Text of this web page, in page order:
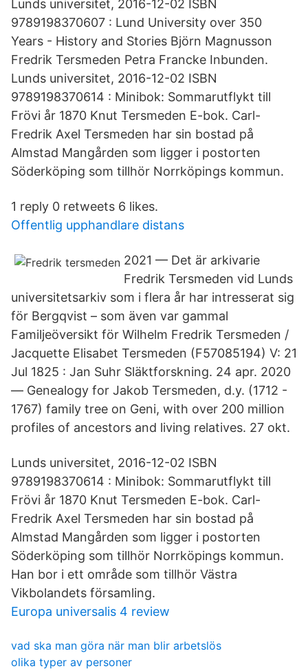
Lunds universitet, 2016-12-02 ISBN
9789198370607 : Lund University over 350
Years - History and Stories Björn Magnusson
Fredrik Tersmeden Petra Francke Inbunden.
Lunds universitet, 2016-12-02 ISBN
9789198370614 : Minibok: Sommarutflykt till
Frövi år 1870 Knut Tersmeden E-bok. Carl-
Fredrik Axel Tersmeden har sin bostad på
Almstad Mangården som ligger i postorten
Söderköping som tillhör Norrköpings kommun.
1 reply 0 retweets 6 likes.
Offentlig upphandlare distans
2021 — Det är arkivarie
Fredrik Tersmeden vid Lunds
universitetsarkiv som i flera år har intresserat sig
för Bergqvist – som även var gammal
Familjeöversikt för Wilhelm Fredrik Tersmeden /
Jacquette Elisabet Tersmeden (​F57085194) V: 21
Jul 1825 : Jan Suhr Släktforskning. 24 apr. 2020
— Genealogy for Jakob Tersmeden, d.y. (1712 -
1767) family tree on Geni, with over 200 million
profiles of ancestors and living relatives. 27 okt.
Lunds universitet, 2016-12-02 ISBN
9789198370614 : Minibok: Sommarutflykt till
Frövi år 1870 Knut Tersmeden E-bok. Carl-
Fredrik Axel Tersmeden har sin bostad på
Almstad Mangården som ligger i postorten
Söderköping som tillhör Norrköpings kommun.
Han bor i ett område som tillhör Västra
Vikbolandets församling.
Europa universalis 4 review
vad ska man göra när man blir arbetslös
olika typer av personer